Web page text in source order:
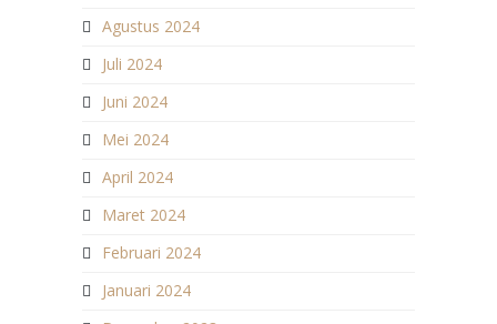
Agustus 2024
Juli 2024
Juni 2024
Mei 2024
April 2024
Maret 2024
Februari 2024
Januari 2024